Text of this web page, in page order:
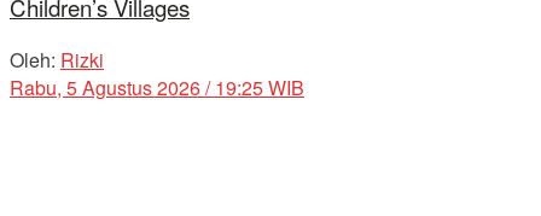
Children’s Villages
Oleh: Rizki
Rabu, 5 Agustus 2026 / 19:25 WIB